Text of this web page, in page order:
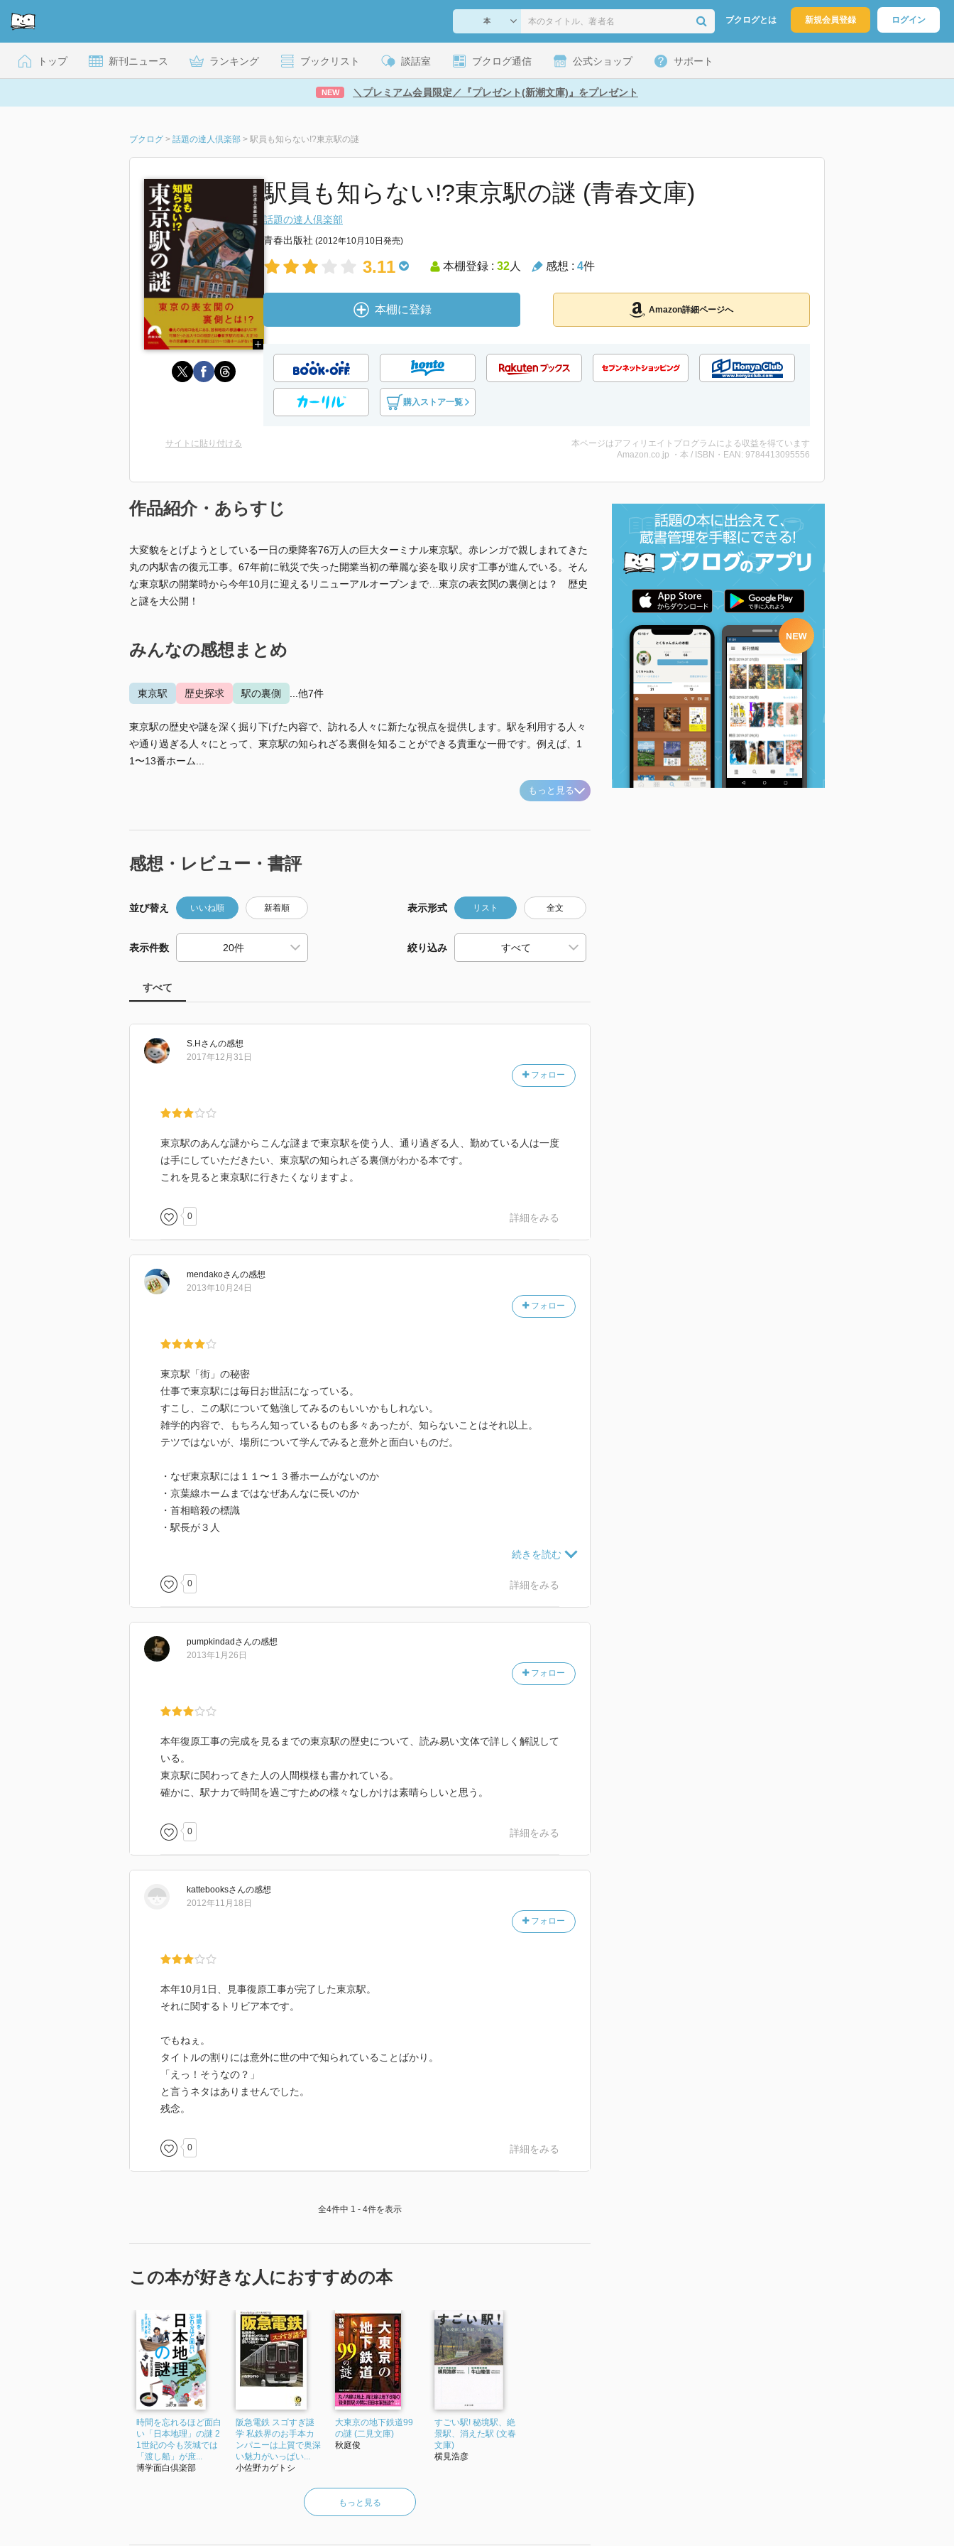
ブクログとは 新規会員登録 ログイン
トップ 新刊ニュース ランキング ブックリスト 談話室 ブクログ通信 公式ショップ サポート
NEW ＼プレミアム会員限定／『プレゼント(新潮文庫)』をプレゼント
ブクログ > 話題の達人倶楽部 > 駅員も知らない!?東京駅の謎
駅員も知らない!?東京駅の謎 (青春文庫)
話題の達人倶楽部
青春出版社 (2012年10月10日発売)
3.11 本棚登録 : 32人 感想 : 4件
本棚に登録 Amazon詳細ページへ
購入ストア一覧
サイトに貼り付ける
本ページはアフィリエイトプログラムによる収益を得ています
Amazon.co.jp ・本 / ISBN・EAN: 9784413095556
作品紹介・あらすじ
大変貌をとげようとしている一日の乗降客76万人の巨大ターミナル東京駅。赤レンガで親しまれてきた
丸の内駅舎の復元工事。67年前に戦災で失った開業当初の華麗な姿を取り戻す工事が進んでいる。そん
な東京駅の開業時から今年10月に迎えるリニューアルオープンまで…東京の表玄関の裏側とは？ 歴史
と謎を大公開！
みんなの感想まとめ
東京駅 歴史探求 駅の裏側 ...他7件
東京駅の歴史や謎を深く掘り下げた内容で、訪れる人々に新たな視点を提供します。駅を利用する人々
や通り過ぎる人々にとって、東京駅の知られざる裏側を知ることができる貴重な一冊です。例えば、1
1〜13番ホーム...
もっと見る
感想・レビュー・書評
並び替え いいね順 新着順 表示形式 リスト 全文
表示件数 絞り込み
すべて
S.H さんの感想
フォロー
2017年12月31日
東京駅のあんな謎からこんな謎まで東京駅を使う人、通り過ぎる人、勤めている人は一度
は手にしていただきたい、東京駅の知られざる裏側がわかる本です。
これを見ると東京駅に行きたくなりますよ。
0 詳細をみる
mendakoさんの感想
フォロー
2013年10月24日
東京駅「街」の秘密
仕事で東京駅には毎日お世話になっている。
すこし、この駅について勉強してみるのもいいかもしれない。
雑学的内容で、もちろん知っているものも多々あったが、知らないことはそれ以上。
テツではないが、場所について学んでみると意外と面白いものだ。
・なぜ東京駅には１１〜１３番ホームがないのか
・京葉線ホームまではなぜあんなに長いのか
・首相暗殺の標識
・駅長が３人
どこにいってもよく道を聞かれるのだが（怖い顔をしているといわれるのに！）、これは
なかなかない経験でしょう？
それにしても、キラピカ通りは「地下街ではない」とか、馬車を意外に頻繁に見られると
か、いやいや、さすが天下の東京駅。
課題はわかりやすさだろうか。
東京オリンピックが開催決定し、東京駅は今以上に人で溢れるだろう。
人の流れに飲み込まれ、自分がどこにいるかもわからない、そういう人は少なくないはず
だ。
お金も時間もかかるので、大規模な変化は簡単にはできない。
0 詳細をみる
pumpkindad さんの感想
フォロー
2013年1月26日
本年復原工事の完成を見るまでの東京駅の歴史について、読み易い文体で詳しく解説して
いる。
東京駅に関わってきた人の人間模様も書かれている。
確かに、駅ナカで時間を過ごすための様々なしかけは素晴らしいと思う。
0 詳細をみる
kattebooksさんの感想
フォロー
2012年11月18日
本年10月1日、見事復原工事が完了した東京駅。
それに関するトリビア本です。
でもねぇ。
タイトルの割りには意外に世の中で知られていることばかり。
「えっ！そうなの？」
と言うネタはありませんでした。
残念。
0 詳細をみる
全4件中 1 - 4件を表示
この本が好きな人におすすめの本
時間を忘れるほど面白
い「日本地理」の謎 2
1世紀の今も茨城では
「渡し船」が庶...
博学面白倶楽部
阪急電鉄 スゴすぎ謎
学 私鉄界のお手本カ
ンパニーは上質で奥深
い魅力がいっぱい...
小佐野カゲトシ
大東京の地下鉄道99
の謎 (二見文庫)
秋庭俊
すごい駅! 秘境駅、絶
景駅、消えた駅 (文春
文庫)
横見浩彦
もっと見る